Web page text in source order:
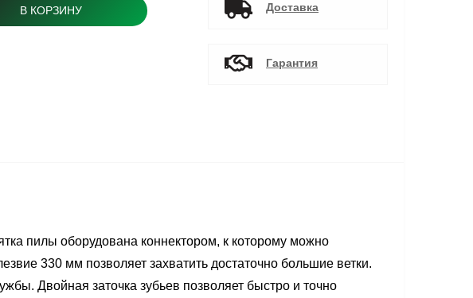
В КОРЗИНУ Доставка
Гарантия
пилы оборудована коннектором, к которому можно
330 мм позволяет захватить достаточно большие ветки.
Двойная заточка зубьев позволяет быстро и точно